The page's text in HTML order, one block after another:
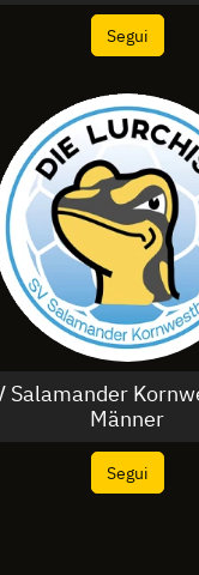
Segui
Salamander
Männer
Segui